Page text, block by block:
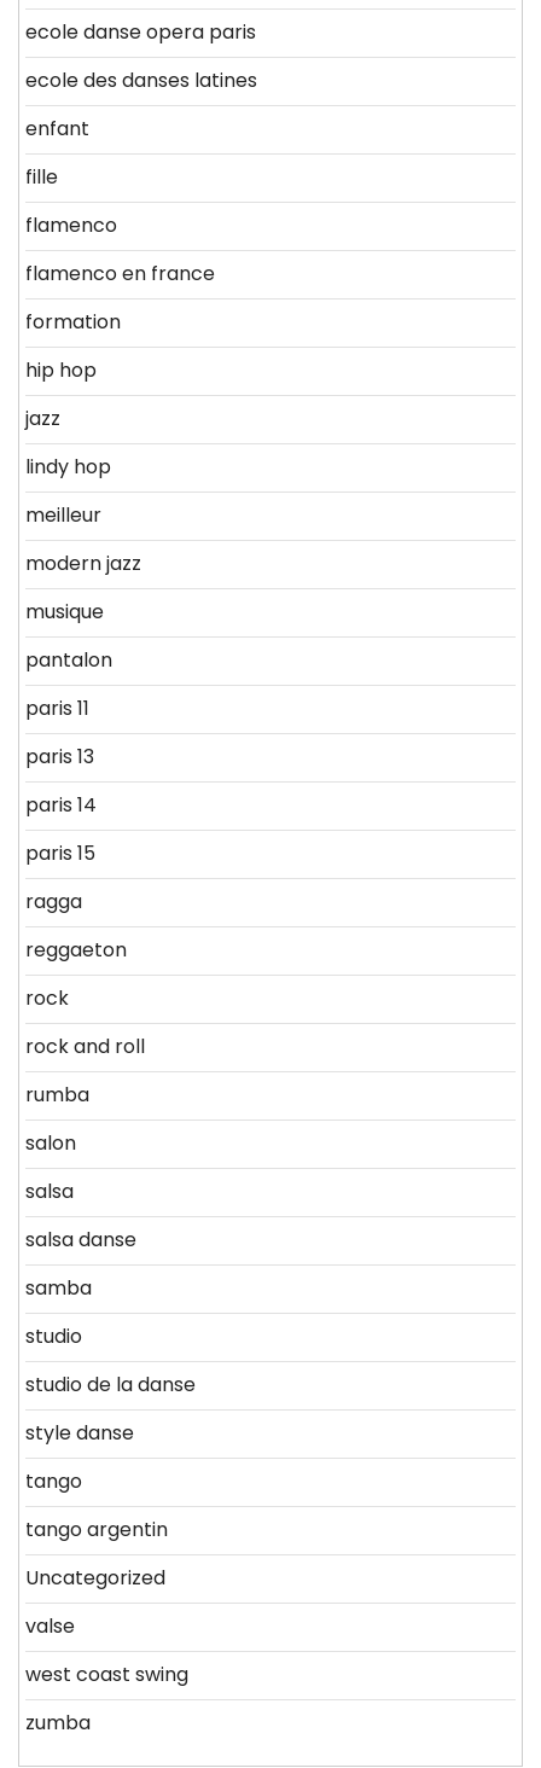
ecole danse opera paris
ecole des danses latines
enfant
fille
flamenco
flamenco en france
formation
hip hop
jazz
lindy hop
meilleur
modern jazz
musique
pantalon
paris 11
paris 13
paris 14
paris 15
ragga
reggaeton
rock
rock and roll
rumba
salon
salsa
salsa danse
samba
studio
studio de la danse
style danse
tango
tango argentin
Uncategorized
valse
west coast swing
zumba